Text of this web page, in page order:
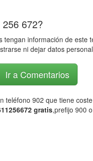
672?
tengan información de este
ni dejar datos
Ir a Comentarios
teléfono 902 que tiene
gratis,prefijo 900